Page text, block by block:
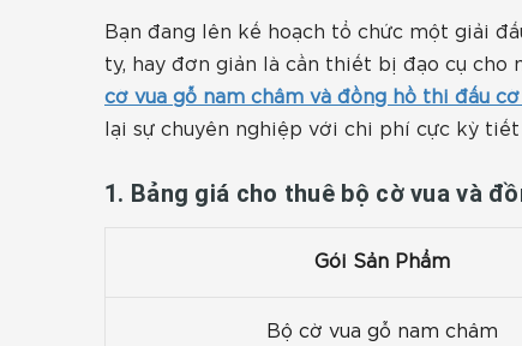
Bạn đang lên kế hoạch tổ chức một giải
ty, hay đơn giản là cần thiết bị đạo cụ cho
cờ vua gỗ nam châm và đồng hồ thi đấu cờ
lại sự chuyên nghiệp với chi phí cực kỳ
1. Bảng giá cho thuê bộ cờ vua và
Gói Sản Phẩm
Bộ cờ vua gỗ nam châm